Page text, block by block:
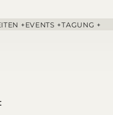
+EVENTS +TAGUNG +